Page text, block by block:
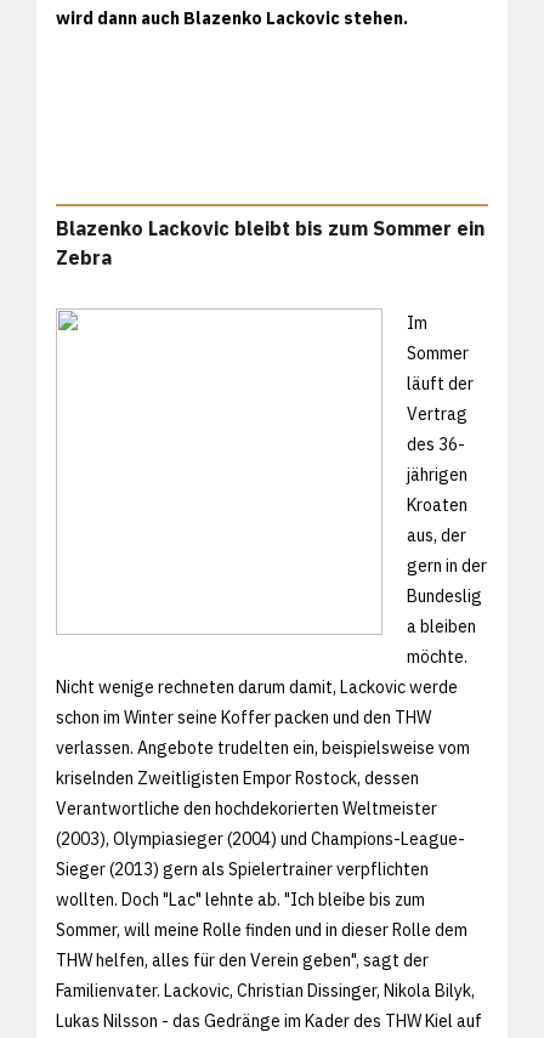
wird dann auch Blazenko Lackovic stehen.
Blazenko Lackovic bleibt bis zum Sommer ein
Zebra
Im
Sommer
läuft der
Vertrag
des 36-
jährigen
Kroaten
aus, der
gern in der
Bundeslig
a bleiben
möchte.
Nicht wenige rechneten darum damit, Lackovic werde
schon im Winter seine Koffer packen und den THW
verlassen. Angebote trudelten ein, beispielsweise vom
kriselnden Zweitligisten Empor Rostock, dessen
Verantwortliche den hochdekorierten Weltmeister
(2003), Olympiasieger (2004) und Champions-League-
Sieger (2013) gern als Spielertrainer verpflichten
wollten. Doch "Lac" lehnte ab. "Ich bleibe bis zum
Sommer, will meine Rolle finden und in dieser Rolle dem
THW helfen, alles für den Verein geben", sagt der
Familienvater. Lackovic, Christian Dissinger, Nikola Bilyk,
Lukas Nilsson - das Gedränge im Kader des THW Kiel auf